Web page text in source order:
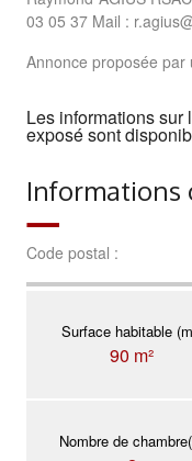
03 05 37 Mail :
Annonce proposée par
Les informations
exposé sont
Informations
Code postal :
Surface habitable
90 m²
Nombre de